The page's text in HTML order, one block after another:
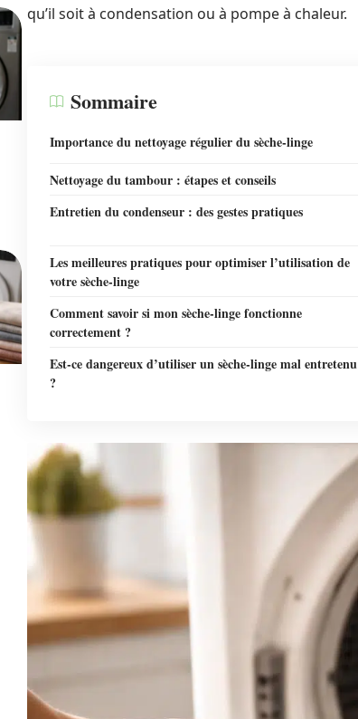
qu’il soit à condensation ou à pompe à chaleur.
Sommaire
Importance du nettoyage régulier du sèche-linge
Nettoyage du tambour : étapes et conseils
Entretien du condenseur : des gestes pratiques
Les meilleures pratiques pour optimiser l’utilisation de
votre sèche-linge
Comment savoir si mon sèche-linge fonctionne
correctement ?
Est-ce dangereux d’utiliser un sèche-linge mal entretenu
?